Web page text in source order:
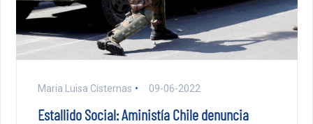
Maria Luisa Cisternas 09-06-2022
Estallido Social: Aministía Chile denuncia